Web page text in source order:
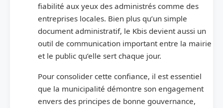
fiabilité aux yeux des administrés comme des
entreprises locales. Bien plus qu’un simple
document administratif, le Kbis devient aussi un
outil de communication important entre la mairie
et le public qu’elle sert chaque jour.
Pour consolider cette confiance, il est essentiel
que la municipalité démontre son engagement
envers des principes de bonne gouvernance,